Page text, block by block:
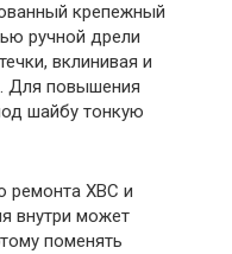
крепежный
ручной дрели
вклинивая и
Для повышения
шайбу тонкую
ремонта ХВС и
внутри может
поменять